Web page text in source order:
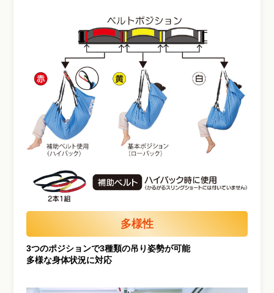
多様性
3つのポジションで3種類の吊り姿勢が可能
多様な身体状況に対応